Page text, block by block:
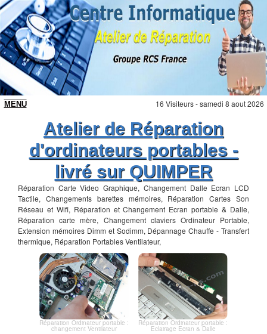
16 Visiteurs - samedi 8 aout 2026
Atelier de Réparation
d'ordinateurs portables -
livré sur QUIMPER
Réparation Carte Video Graphique, Changement Dalle Ecran LCD
Tactile, Changements barettes mémoires, Réparation Cartes Son
Réseau et Wifi, Réparation et Changement Ecran portable & Dalle,
Réparation carte mère, Changement claviers Ordinateur Portable,
Extension mémoires Dimm et Sodimm, Dépannage Chauffe - Transfert
thermique, Réparation Portables Ventilateur,
Réparation Ordinateur portable :
changement Ventilateur
Réparation Ordinateur portable :
Eclairage Ecran & Dalle